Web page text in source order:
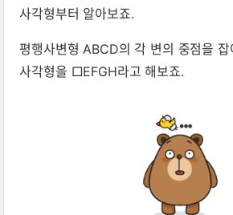
사각형부터 알아보죠.
평행사변형 ABCD의 각 변의 중점을 잡
사각형을 □EFGH라고 해보죠.